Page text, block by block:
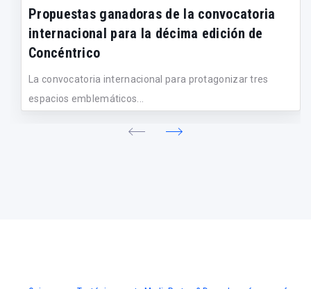
Propuestas ganadoras de la convocatoria
internacional para la décima edición de
Concéntrico
La convocatoria internacional para protagonizar tres
espacios emblemáticos...